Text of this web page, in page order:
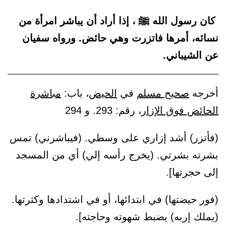
كان رسول الله ﷺ ، إذا أراد أن يباشر امرأة من
نسائه، أمرها فاتزرت وهي حائض. ورواه سفيان
عن الشيباني.
أخرجه صحيح مسلم في الحيض، باب: مباشرة
الحائض فوق الإزار ، رقم: 293. و 294
(فأتزر) أشد إزاري على وسطي. (فيباشرني) تمس
بشرته بشرتي. (يخرج رأسه إلي) أي من المسجد
إلى حجرتها].
(فور حيضتها) في ابتدائها، أو في اشتدادها وكثرتها.
(يملك إربه) يضبط شهوته وحاجته].